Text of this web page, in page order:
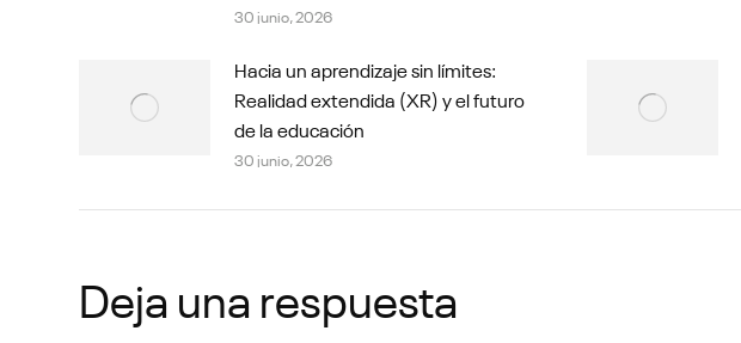
30 junio, 2026
Hacia un aprendizaje sin límites:
Realidad extendida (XR) y el futuro
de la educación
30 junio, 2026
Deja una respuesta